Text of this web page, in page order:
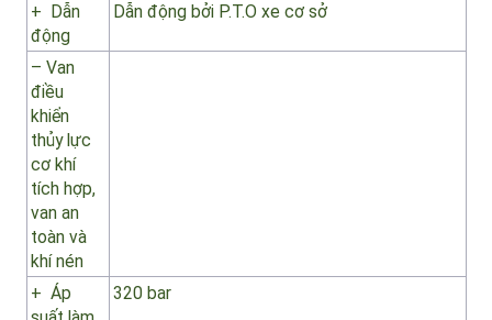
lượng
dầu
+ Áp
suất làm
việc lớn
nhất
+ Dẫn
động
– Van
điều
khiển
thủy lực